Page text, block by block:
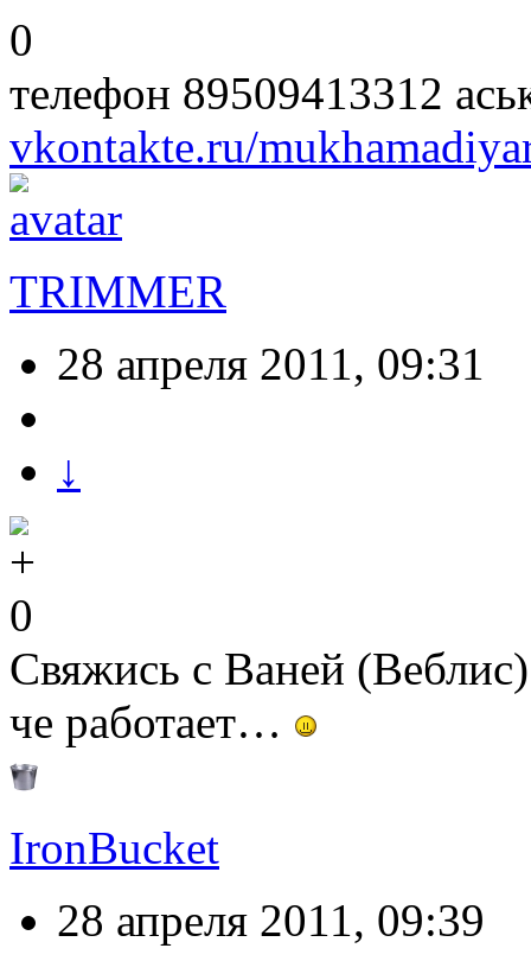
0
телефон 89509413312
vkontakte.ru/
TRIMMER
28 апреля 2011, 09:31
↓
0
Свяжись с Ваней
че работает…
IronBucket
28 апреля 2011, 09:39